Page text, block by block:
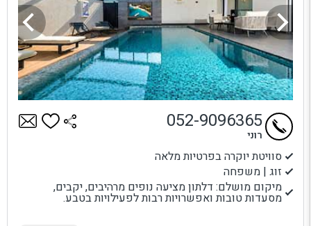
סוויטת יוקרה בפרטיות מלאה
זוג | משפחה
מיקום מושלם: דלתון מציעה נופים מרהיבים, יקבים,
מסעדות טובות ואפשרויות רבות לפעילויות בטבע.
052-9096365
רוני